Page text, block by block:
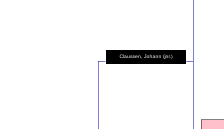
Claussen, Johann (jnr.)